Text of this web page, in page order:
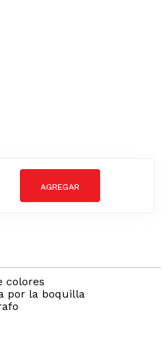
colores
por la boquilla